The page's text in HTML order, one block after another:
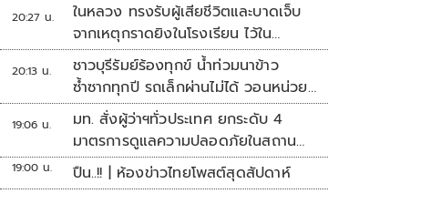
20:27 น.
ในหลวง ทรงรับผู้เสียชีวิตและบาดเจ็บ
จากเหตุกราดยิงในโรงเรียน ไว้ใน
พระบรมราชานุเคราะห์
20:13 น.
ชาวบุรีรัมย์ร้องทุกข์ น้ำท่วมนาข้าว
ซ้ำซากทุกปี รถเล็กผ่านไม่ได้ วอนหน่วย
งานเร่งแก้ไข
19:06 น.
มท. สั่งผู้ว่าฯทั่วประเทศ ยกระดับ 4
มาตรการดูแลความปลอดภัยในสถาน
ศึกษา
19:00 น. ปืน..!! | ห้องข่าวไทยโพสต์สุดสัปดาห์